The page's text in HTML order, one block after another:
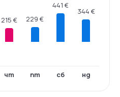
215 €
чт
229 €
пт
441 €
сб
344 €
нд